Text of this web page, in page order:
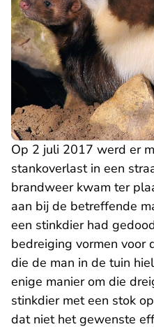
Op 2 juli 2017 werd er
stankoverlast in een
brandweer kwam ter
aan bij de betreffende
een stinkdier had
bedreiging vormen voor
die de man in de tuin
enige manier om die
stinkdier met een stok
dat niet het gewenste